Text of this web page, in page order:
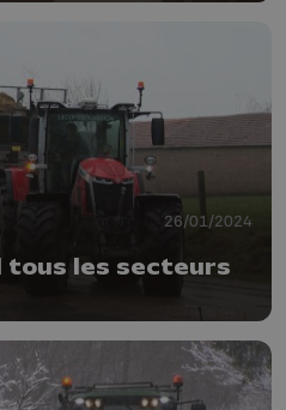
26/01/2024
tous les secteurs